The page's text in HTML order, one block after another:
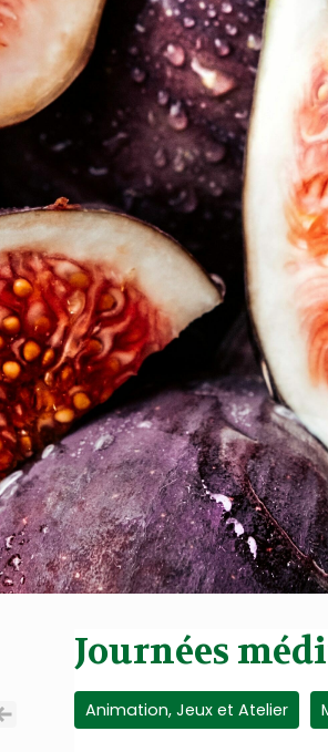
Voir le mois précédent
Journées
Animation, Jeux et Atelier